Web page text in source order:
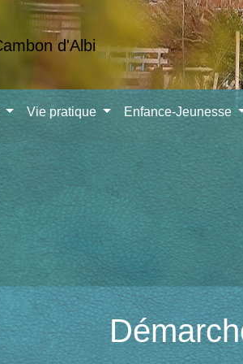
Vie pratique Enfance-Jeunesse